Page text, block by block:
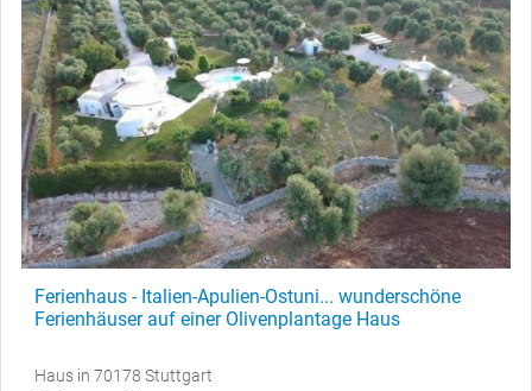
Ferienhaus - Italien-Apulien-Ostuni... wunderschöne
Ferienhäuser auf einer Olivenplantage Haus
Haus in 70178 Stuttgart